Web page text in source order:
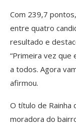
Com 239,7
entre quatro
resultado e
“Primeira vez que
a todos. Agora
afirmou.
O título de Rainha
moradora do